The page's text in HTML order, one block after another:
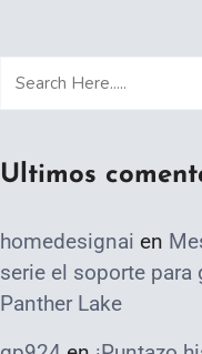
Ultimos
homedesignai en
serie el soporte para
Panther Lake